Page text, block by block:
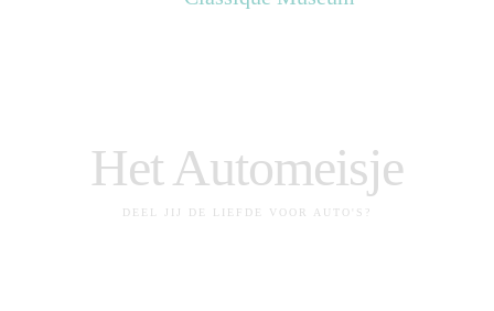
Het Automeisje
DEEL JIJ DE LIEFDE VOOR AUTO'S?